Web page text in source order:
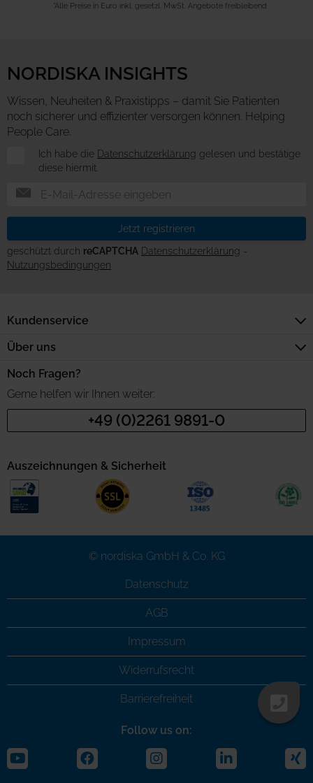
*Alle Preise in Euro inkl. gesetzl. MwSt. Angebote freibleibend
NORDISKA INSIGHTS
Wissen, Neuheiten & Praxistipps – damit Sie Patienten
noch sicherer und effizienter versorgen können. Helping
People Care.
NewsletterIch habe die Datenschutzerklärung gelesen und bestätige
diese hiermit.
Jetzt registrieren
geschützt durch reCAPTCHA Datenschutzerklärung -
Nutzungsbedingungen
Kundenservice
Noch Fragen?
Gerne helfen wir Ihnen weiter:
+49 (0)2261 9891-0
Über uns
Auszeichnungen & Sicherheit
© nordiska GmbH & Co. KG
Datenschutz
AGB
Impressum
Widerrufsrecht
Barrierefreiheit
Follow us on: